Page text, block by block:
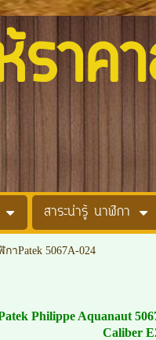
าคา
สาระน่ารู้ นาฬิกา
าPatek 5067A-024
Philippe Aquanaut
Caliber